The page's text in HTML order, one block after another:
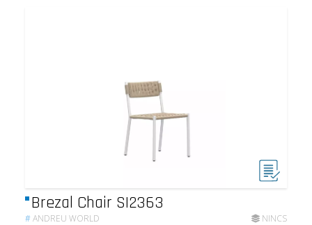
Brezal Chair SI2363
#ANDREU WORLD NINCS